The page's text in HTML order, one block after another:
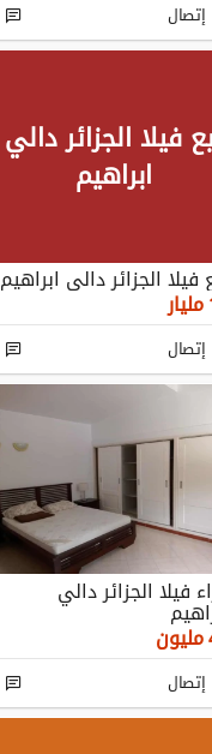
إتصال
فيلا الجزائر دالي
ابراهيم
فيلا الجزائر دالي ابراهيم
مليار
إتصال
فيلا الجزائر دالي
مليون
إتصال